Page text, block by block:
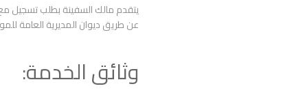
يتقدم مالك السفينة بطلب تسجيل
عن طريق ديوان المديرية العامة
وثائق الخدمة: